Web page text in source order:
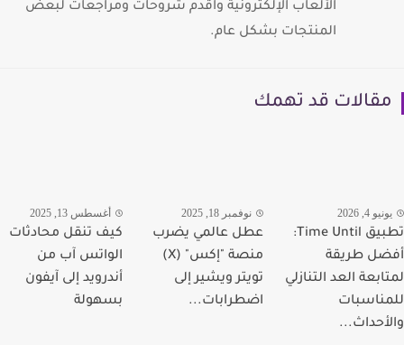
الألعاب الإلكترونية واقدم شروحات ومراجعات لبعض
المنتجات بشكل عام.
قد تهمك
4, 2026
تطبيق Time Until:
طريقة
العد التنازلي
نوفمبر 18, 2025
عطل عالمي يضرب
منصة "إكس" (X)
تويتر ويشير إلى
اضطرابات...
أغسطس 13, 2025
كيف تنقل محادثات
الواتس آب من
أندرويد إلى آيفون
بسهولة